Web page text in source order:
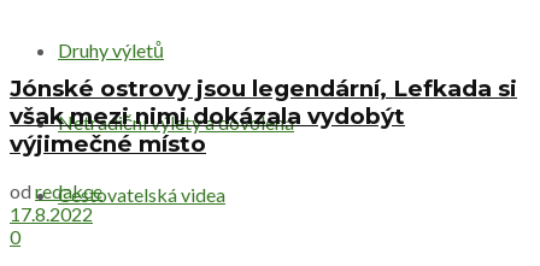
Druhy výletů
Netradiční výlety a dovolená
Cestovatelská videa
Jónské ostrovy jsou legendární, Lefkada si
však mezi nimi dokázala vydobýt
výjimečné místo
od redakce
17.8.2022
0